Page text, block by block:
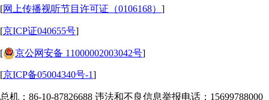
[网上传播视听节目许可证（0106168） ]
[京ICP证040655号]
[ 京公网安备 11000002003042号]
[京ICP备05004340号-1]
总机：86-10-87826688 违法和不良信息举报电话：15699788000